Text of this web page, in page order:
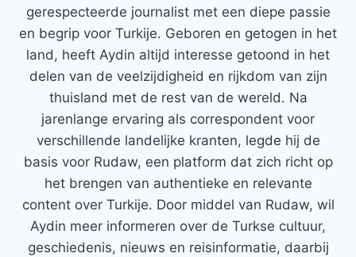
gerespecteerde journalist met een diepe passie
en begrip voor Turkije. Geboren en getogen in het
land, heeft Aydin altijd interesse getoond in het
delen van de veelzijdigheid en rijkdom van zijn
thuisland met de rest van de wereld. Na
jarenlange ervaring als correspondent voor
verschillende landelijke kranten, legde hij de
basis voor Rudaw, een platform dat zich richt op
het brengen van authentieke en relevante
content over Turkije. Door middel van Rudaw, wil
Aydin meer informeren over de Turkse cultuur,
geschiedenis, nieuws en reisinformatie, daarbij